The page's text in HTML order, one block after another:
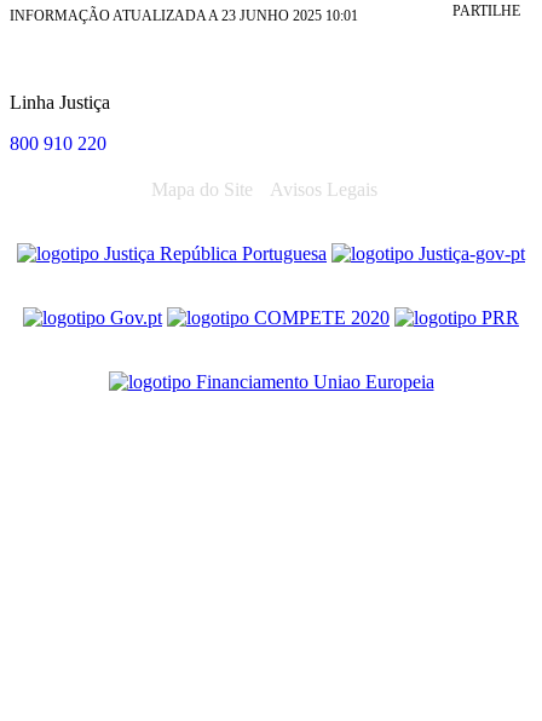
INFORMAÇÃO ATUALIZADA A 23 JUNHO 2025 10:01 PARTILHE
Linha Justiça
800 910 220
Mapa do Site Avisos Legais